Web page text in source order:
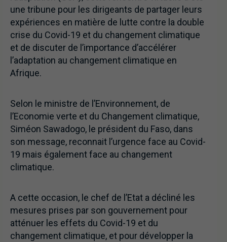
une tribune pour les dirigeants de partager leurs
expériences en matière de lutte contre la double
crise du Covid-19 et du changement climatique
et de discuter de l’importance d’accélérer
l’adaptation au changement climatique en
Afrique.
Selon le ministre de l’Environnement, de
l’Economie verte et du Changement climatique,
Siméon Sawadogo, le président du Faso, dans
son message, reconnait l’urgence face au Covid-
19 mais également face au changement
climatique.
A cette occasion, le chef de l’Etat a décliné les
mesures prises par son gouvernement pour
atténuer les effets du Covid-19 et du
changement climatique, et pour développer la